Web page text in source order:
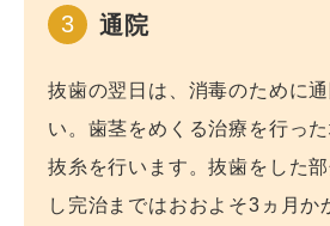
3 通院
抜歯の翌日は、消毒のために
い。歯茎をめくる治療を行っ
抜糸を行います。抜歯をした
し完治まではおおよそ3ヵ月か